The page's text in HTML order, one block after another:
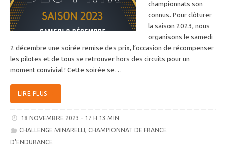
championnats son
connus. Pour clôturer
la saison 2023, nous
organisons le samedi
2 décembre une soirée remise des prix, l’occasion de récompenser
les pilotes et de tous se retrouver hors des circuits pour un
moment convivial ! Cette soirée se…
LIRE PLUS
18 NOVEMBRE 2023 - 17 H 13 MIN
CHALLENGE MINARELLI CHAMPIONNAT DE FRANCE
D'ENDURANCE